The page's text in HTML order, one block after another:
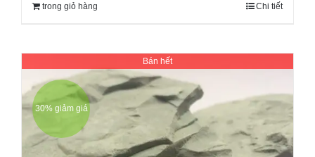
trong giỏ hàng Chi tiết
Bán hết
30% giảm giá